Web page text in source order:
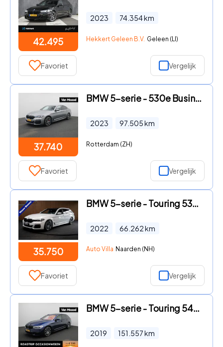
42.495
2023 74.354km
Hekkert Geleen B.V. Geleen (LI)
Favoriet Vergelijk
37.740
BMW 5-serie - 530e Business Edition Plus 292PK | M Sport Pro | Laser kopla
2023 97.505km
Rotterdam (ZH)
Favoriet Vergelijk
35.750
BMW 5-serie - Touring 530e M-Sport Navi Leer Sportstoelen PDC Climate voor
2022 66.262km
Auto Villa Naarden (NH)
Favoriet Vergelijk
BMW 5-serie - Touring 540i xDrive High Executive | Automaat | Panoramadak
2019 151.557km